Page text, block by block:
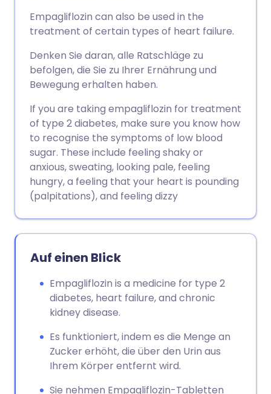
Teilen über WhatsApp
Link kopieren
🇸🇦 عربي
Empagliflozin can also be used in the
treatment of certain types of heart failure.
Denken Sie daran, alle Ratschläge zu
befolgen, die Sie zu Ihrer Ernährung und
Bewegung erhalten haben.
If you are taking empagliflozin for treatment
of type 2 diabetes, make sure you know how
to recognise the symptoms of low blood
sugar. These include feeling shaky or
anxious, sweating, looking pale, feeling
hungry, a feeling that your heart is pounding
(palpitations), and feeling dizzy
Auf einen Blick
Empagliflozin is a medicine for type 2
diabetes, heart failure, and chronic
kidney disease.
Es funktioniert, indem es die Menge an
Zucker erhöht, die über den Urin aus
Ihrem Körper entfernt wird.
Sie nehmen Empagliflozin-Tabletten